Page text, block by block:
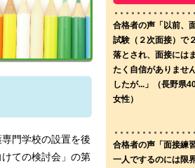
阪医療福祉専門学校
護大学大学院博士前期課程
門学校の設置を後
ての検討会」の第